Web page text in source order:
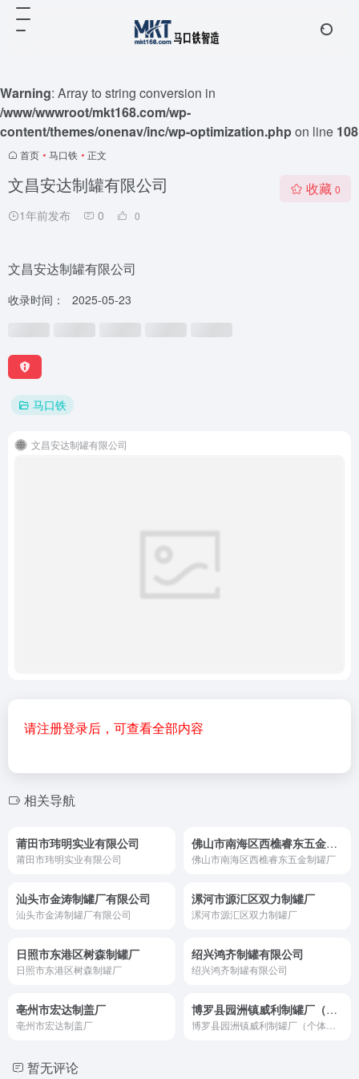
Warning: Array to string conversion in
/www/wwwroot/mkt168.com/wp-
content/themes/onenav/inc/wp-optimization.phpon line 108
首页 • 马口铁 • 正文
文昌安达制罐有限公司
1年前发布 0 0
收藏 0
文昌安达制罐有限公司
收录时间： 2025-05-23
马口铁
文昌安达制罐有限公司
请注册登录后，可查看全部内容
相关导航
莆田市玮明实业有限公司
莆田市玮明实业有限公司
佛山市南海区西樵睿东五金制罐厂
佛山市南海区西樵睿东五金制罐厂
汕头市金涛制罐厂有限公司
汕头市金涛制罐厂有限公司
漯河市源汇区双力制罐厂
漯河市源汇区双力制罐厂
日照市东港区树森制罐厂
日照市东港区树森制罐厂
绍兴鸿齐制罐有限公司
绍兴鸿齐制罐有限公司
亳州市宏达制盖厂
亳州市宏达制盖厂
博罗县园洲镇威利制罐厂（个体工商户）
暂无评论